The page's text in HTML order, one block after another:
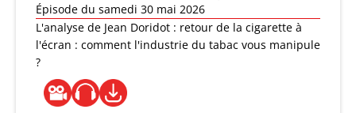
Épisode du samedi 30 mai 2026
L'analyse de Jean Doridot : retour de la cigarette à
l'écran : comment l'industrie du tabac vous manipule
?